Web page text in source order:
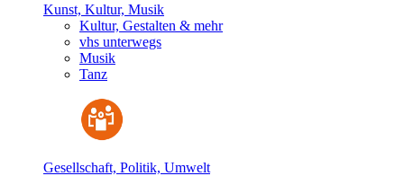
Kunst, Kultur, Musik
Kultur, Gestalten & mehr
vhs unterwegs
Musik
Tanz
Gesellschaft, Politik, Umwelt